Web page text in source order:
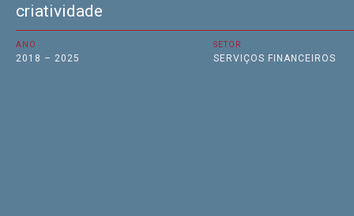
criatividade
ANO
2018 – 2025
SETOR
SERVIÇOS FINANCEIROS